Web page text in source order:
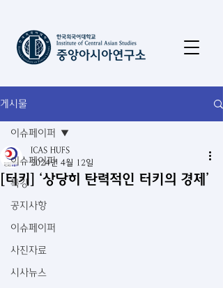
게시물
이슈페이퍼
특강
공지사항
이슈페이퍼
사진자료
시사뉴스
이슈페이퍼
[터키] ‘상당히 탄력적인 터키의 경제’
ICAS HUFS
2024년 4월 12일